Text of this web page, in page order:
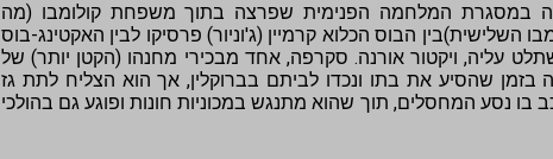
סקרפה במסגרת המלחמה הפנימית שפרצה בתוך משפחת קולומבו (מה
השלישית)בין הבוס הכלוא קרמיין (ג'וניור) פרסיקו לבין האקטינג-בוס
עליה, ויקטור אורנה. סקרפה, אחד מבכירי מחנהו (הקטן יותר) של
בזמן שהסיע את בתו ונכדו לביתם בברוקלין, אך הוא הצליח לתת גז
נסע המחסלים, תוך שהוא מתנגש במכוניות חונות ופוגע גם בהולכי